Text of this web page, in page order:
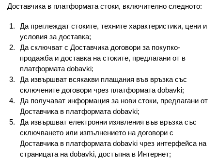
Доставчика в платформата стоки, включително следното:
Да преглеждат стоките, техните характеристики, цени и
условия за доставка;
Да сключват с Доставчика договори за покупко-
продажба и доставка на стоките, предлагани от в
платформата dobavki;
Да извършват всякакви плащания във връзка със
сключените договори чрез платформата dobavki;
Да получават информация за нови стоки, предлагани от
Доставчика в платформата dobavki;
Да извършват електронни изявления във връзка със
сключването или изпълнението на договори с
Доставчика в платформата dobavki чрез интерфейса на
страницата на dobavki, достъпна в Интернет;